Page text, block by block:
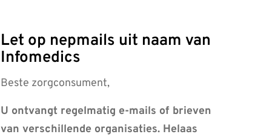
Let op nepmails uit naam van
Infomedics
Beste zorgconsument,
U ontvangt regelmatig e-mails of brieven
van verschillende organisaties. Helaas